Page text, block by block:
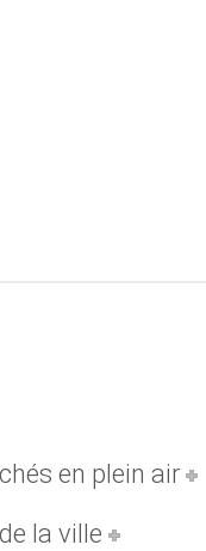
en plein air
la ville